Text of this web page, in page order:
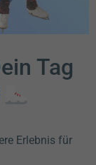
Tag
Erlebnis für